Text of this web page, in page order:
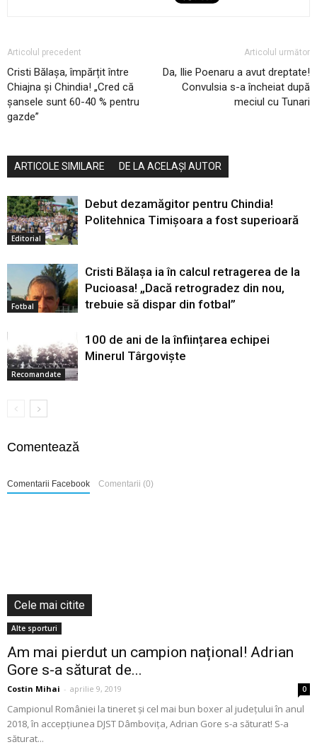
Articolul precedent
Cristi Bălașa, împărțit între
Chiajna și Chindia! „Cred că
șansele sunt 60-40 % pentru
gazde”
Articolul următor
Da, Ilie Poenaru a avut dreptate!
Convulsia s-a încheiat după
meciul cu Tunari
ARTICOLE SIMILARE DE LA ACELAȘI AUTOR
Editorial
Debut dezamăgitor pentru Chindia!
Politehnica Timișoara a fost superioară
Fotbal
Cristi Bălașa ia în calcul retragerea de la
Pucioasa! „Dacă retrogradez din nou,
trebuie să dispar din fotbal”
Recomandate
100 de ani de la înființarea echipei
Minerul Târgoviște
Comentează
Comentarii Facebook Comentarii (0)
Cele mai citite
Alte sporturi
Am mai pierdut un campion național! Adrian
Gore s-a săturat de...
Costin Mihai - aprilie 9, 2019 0
Campionul României la tineret și cel mai bun boxer al județului în anul
2018, în accepțiunea DJST Dâmbovița, Adrian Gore s-a săturat! S-a
săturat...